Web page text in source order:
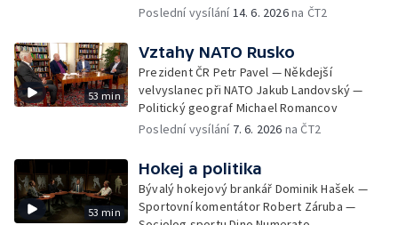
písemnictví
Poslední vysílání14. 6. 2026na ČT2
53 min
Vztahy NATO Rusko
Prezident ČR Petr Pavel — Někdejší
velvyslanec při NATO Jakub Landovský —
Politický geograf Michael Romancov
Poslední vysílání 7. 6. 2026 na ČT2
53 min
Hokej a politika
Bývalý hokejový brankář Dominik Hašek —
Sportovní komentátor Robert Záruba —